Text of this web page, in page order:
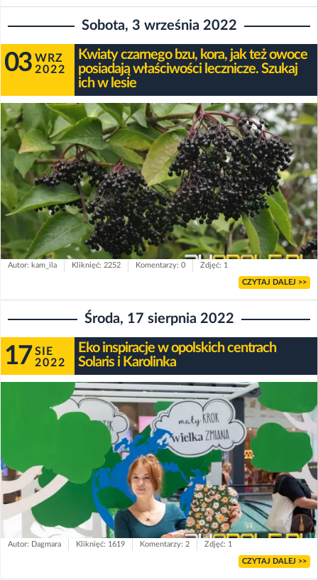
Sobota, 3 września 2022
03 WRZ
2022
Kwiaty czarnego bzu, kora, jak też owoce
posiadają właściwości lecznicze. Szukaj
ich w lesie
Autor: kam_ila Kliknięć: 2252 Komentarzy: 0 Zdjęć: 1
CZYTAJ DALEJ >>
Środa, 17 sierpnia 2022
17 SIE
2022
Eko inspiracje w opolskich centrach
Solaris i Karolinka
Autor: Dagmara Kliknięć: 1619 Komentarzy: 2 Zdjęć: 1
CZYTAJ DALEJ >>